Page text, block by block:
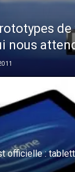
nous
officielle :